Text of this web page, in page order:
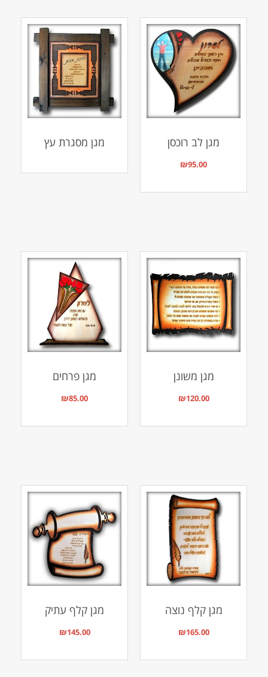
מגן לב רוכסן
₪95.00
מגן מסגרת עץ
מגן משונן
₪120.00
מגן פרחים
₪85.00
מגן קלף נוצה
₪165.00
מגן קלף עתיק
₪145.00